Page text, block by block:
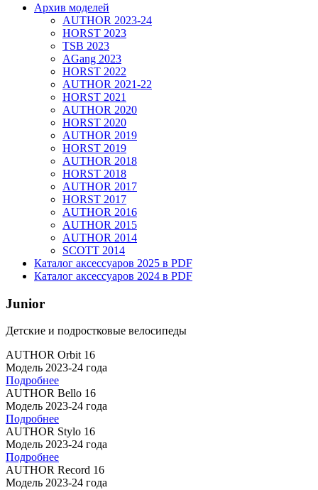
Архив моделей
AUTHOR 2023-24
HORST 2023
TSB 2023
AGang 2023
HORST 2022
AUTHOR 2021-22
HORST 2021
AUTHOR 2020
HORST 2020
AUTHOR 2019
HORST 2019
AUTHOR 2018
HORST 2018
AUTHOR 2017
HORST 2017
AUTHOR 2016
AUTHOR 2015
AUTHOR 2014
SCOTT 2014
Каталог аксессуаров 2025 в PDF
Каталог аксессуаров 2024 в PDF
Junior
Детские и подростковые велосипеды
AUTHOR Orbit 16
Модель 2023-24 года
Подробнее
AUTHOR Bello 16
Модель 2023-24 года
Подробнее
AUTHOR Stylo 16
Модель 2023-24 года
Подробнее
AUTHOR Record 16
Модель 2023-24 года